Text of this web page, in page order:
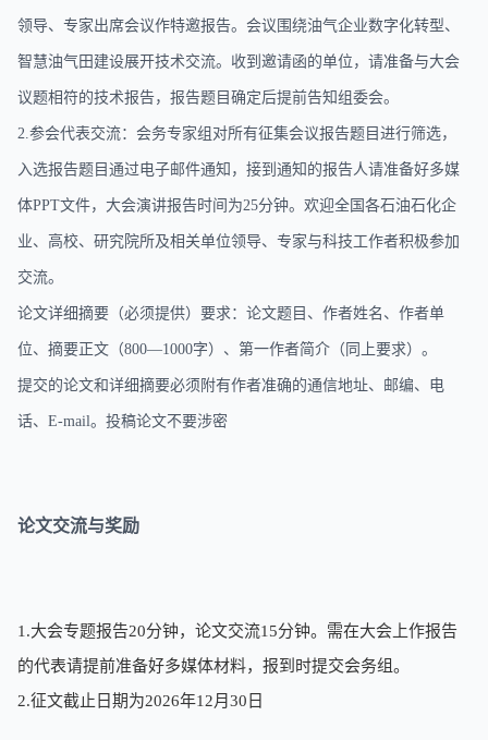
领导、专家出席会议作特邀报告。会议围绕油气企业数字化转型、
智慧油气田建设展开技术交流。收到邀请函的单位，请准备与大会
议题相符的技术报告，报告题目确定后提前告知组委会。
2.参会代表交流：会务专家组对所有征集会议报告题目进行筛选，
入选报告题目通过电子邮件通知，接到通知的报告人请准备好多媒
体PPT文件，大会演讲报告时间为25分钟。欢迎全国各石油石化企
业、高校、研究院所及相关单位领导、专家与科技工作者积极参加
交流。
论文详细摘要（必须提供）要求：论文题目、作者姓名、作者单
位、摘要正文（800—1000字）、第一作者简介（同上要求）。
提交的论文和详细摘要必须附有作者准确的通信地址、邮编、电
话、 E-mail。投稿论文不要涉密
论文交流与奖励
1.大会专题报告20分钟，论文交流15分钟。需在大会上作报告
的代表请提前准备好多媒体材料，报到时提交会务组。
2.征文截止日期为2026年12月30日